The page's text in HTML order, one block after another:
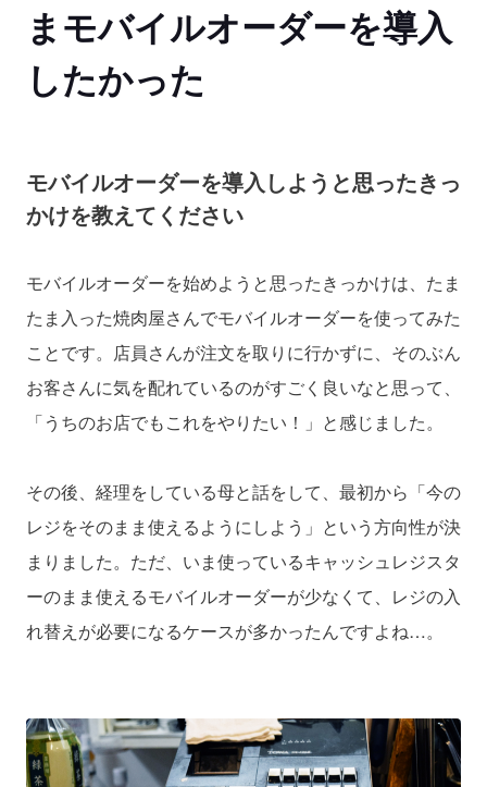
まモバイルオーダーを導入
したかった
モバイルオーダーを導入しようと思ったきっ
かけを教えてください
モバイルオーダーを始めようと思ったきっかけは、たま
たま入った焼肉屋さんでモバイルオーダーを使ってみた
ことです。店員さんが注文を取りに行かずに、そのぶん
お客さんに気を配れているのがすごく良いなと思って、
「うちのお店でもこれをやりたい！」と感じました。
その後、経理をしている母と話をして、最初から「今の
レジをそのまま使えるようにしよう」という方向性が決
まりました。ただ、いま使っているキャッシュレジスタ
ーのまま使えるモバイルオーダーが少なくて、レジの入
れ替えが必要になるケースが多かったんですよね…。